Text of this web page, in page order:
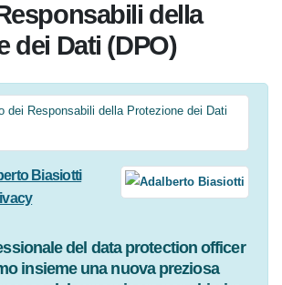
della
dei Dati (DPO)
del data protection